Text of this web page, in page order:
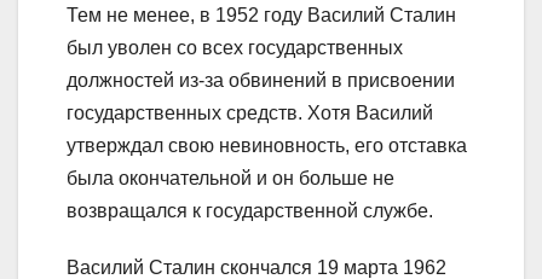
Тем не менее, в 1952 году Василий Сталин
был уволен со всех государственных
должностей из-за обвинений в присвоении
государственных средств. Хотя Василий
утверждал свою невиновность, его отставка
была окончательной и он больше не
возвращался к государственной службе.
Василий Сталин скончался 19 марта 1962